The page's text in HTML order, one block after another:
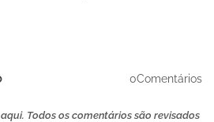
0Comentários
Todos os comentários são revisados